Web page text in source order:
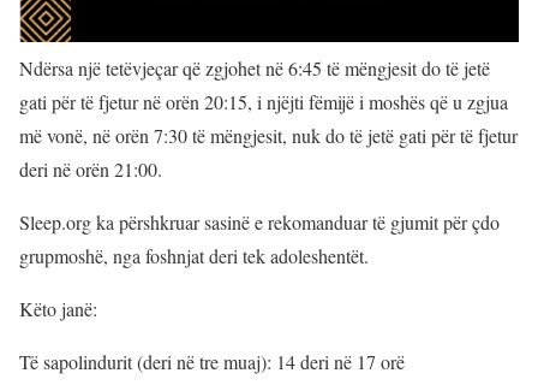
Ndërsa një tetëvjeçar që zgjohet në 6:45 të mëngjesit do të jetë
gati për të fjetur në orën 20:15, i njëjti fëmijë i moshës që u zgjua
më vonë, në orën 7:30 të mëngjesit, nuk do të jetë gati për të fjetur
deri në orën 21:00.
Sleep.org ka përshkruar sasinë e rekomanduar të gjumit për çdo
grupmoshë, nga foshnjat deri tek adoleshentët.
Këto janë:
Të sapolindurit (deri në tre muaj): 14 deri në 17 orë